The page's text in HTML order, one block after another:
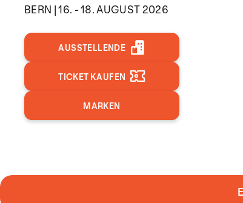
BERN | 16. - 18. AUGUST 2026
AUSSTELLENDE
TICKET KAUFEN
MARKEN